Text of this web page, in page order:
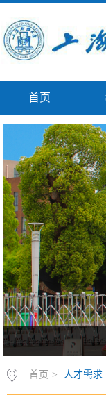
首页
首页 > 人才需求